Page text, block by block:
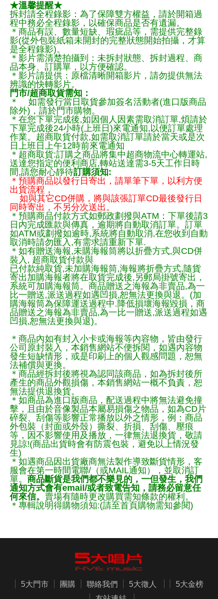
★溫馨提醒★
拆封請全程錄影：為了保障雙方權益，請於開箱過
程中務必全程錄影，以確保商品是否有遺漏。
＊商品有誤、數量短缺、瑕疵品等，需提供完整錄
影(從外包裝紙箱未開封的完整狀態開始拍攝，才算
是全程錄影)。
＊影片需清楚拍攝到：未拆封狀態、拆封過程、商
品本身、訂購單，以方便確認。
＊影片請提供：原檔清晰開箱影片，請勿提供無法
辨識的快轉影片。
門市/超商取貨需知：
＊ 如需發行當日取貨參加簽名活動者(進口版商品
除外)，請於門市購物。
＊在您下單完成後,如因個人因素需取消訂單,煩請於
下單完成後24小時(上班日)來電通知,以便訂單處理
作業。超商取貨付款,如需取消訂單請於當天或是次
日上班日上午12時前來電通知
＊超商取貨:訂購之商品將集中超商物流中心轉運站,
送達您指定的便利商店,轉站送達需3-5天工作日時
間,請您耐心靜待訂購須知:
＊預購商品以發行日寄出，請單筆下單，以利方便
出貨流程，
如與其它CD併購，將與該張訂單CD最後發行日
同時寄出，不另分次送出。
＊預購商品付款方式如郵政劃撥與ATM：下單後請3
日內完成匯款與傳真，逾期將自動取消訂單。訂單
如ATM或劃撥如逾時,系統將自動取消,在您收到自動
取消時請勿匯入,有需求請重新下單.
＊如有贈送海報,未購海報筒將以折疊方式,與CD併
裝入, 超商取貨付款與
已付款純取貨,未加購海報筒,海報將折疊方式,隨貨
寄出加購海報者將在取貨完成後,另郵局掛號寄出，
系統可加購海報筒。商品贈送之海報為非賣品,為一
比一贈送,派送過程如遇凹損,恕無法更換與退。(加
購海報筒為保障運送過程中.降低損壞海報毀損，商
品贈送之海報為非賣品,為一比一贈送,派送過程如遇
凹損,恕無法更換與退)。
＊商品內如有封入小卡或海報等內容物，皆由發行
公司原封裝入，本銷售網站不便拆閱，如遇內容物
發生短缺情形，或是印刷上的個人觀感問題，恕無
法補償與更換。
＊商品經拆封後將視為認同該商品，如為拆封後所
產生的商品外觀損傷，本銷售網站一概不負責，恕
無法提供退換貨。
＊如商品為進口版商品，配送過程中將無法避免撞
擊，且由於音像製品本屬易損傷之物品，如為CD片
碎裂、刮傷等影響正常播放以外之情形，例：商品
外包裝（封面或外殼）撕裂、折損、刮傷、壓痕
等，因不影響使用及播放，一律無法退換貨，敬請
見諒!(商品出貨時會有防震包裝，避免以上情況發
生)
＊如遇商品因出貨廠商無法製作導致斷貨情形，客
服會在第一時間電聯/（或MAIL通知），並取消訂
單。 商品斷貨是我們都不樂見的，一但發生，我們
通知方式會有email/或者致電告知，請務必留意任
何來信。 賣場有隨時更改購買需知條款的權利。
＊專輯說明得購物須知:(請至首頁購物需知參閱)
5大門市 團購 聯絡我們 5大徵人
5大金榜